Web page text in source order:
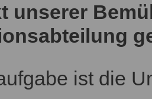
unserer
ist die